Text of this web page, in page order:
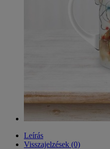
Leírás
Visszajelzések (0)